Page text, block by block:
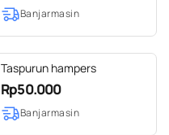
Banjarmasin
Taspurun hampers
Rp50.000
Banjarmasin